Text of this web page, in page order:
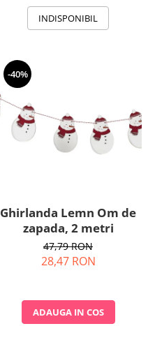
INDISPONIBIL
-40%
Ghirlanda Lemn Om de
zapada, 2 metri
47,79 RON
28,47 RON
ADAUGA IN COS